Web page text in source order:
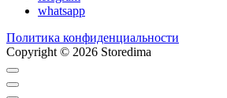
whatsapp
Политика конфиденциальности
Copyright © 2026 Storedima